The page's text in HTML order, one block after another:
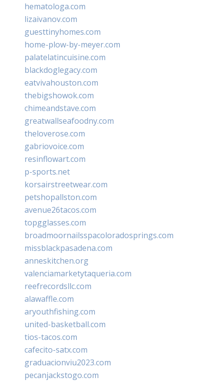
hematologa.com
lizaivanov.com
guesttinyhomes.com
home-plow-by-meyer.com
palatelatincuisine.com
blackdoglegacy.com
eatvivahouston.com
thebigshowok.com
chimeandstave.com
greatwallseafoodny.com
theloverose.com
gabriovoice.com
resinflowart.com
p-sports.net
korsairstreetwear.com
petshopallston.com
avenue26tacos.com
topgglasses.com
broadmoornailsspacoloradosprings.com
missblackpasadena.com
anneskitchen.org
valenciamarketytaqueria.com
reefrecordsllc.com
alawaffle.com
aryouthfishing.com
united-basketball.com
tios-tacos.com
cafecito-satx.com
graduacionviu2023.com
pecanjackstogo.com